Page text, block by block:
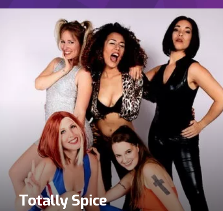
Totally Spice